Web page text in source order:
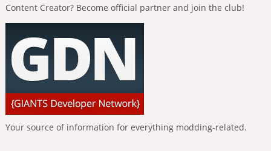
Content Creator? Become official partner and join the club!
Your source of information for everything modding-related.